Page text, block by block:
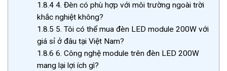
1.8.44. Đèn có phù hợp với môi trường ngoài trời
khắc nghiệt không?
1.8.5 5. Tôi có thể mua đèn LED module 200W với
giá sỉ ở đâu tại Việt Nam?
1.8.6 6. Công nghệ module trên đèn LED 200W
mang lại lợi ích gì?